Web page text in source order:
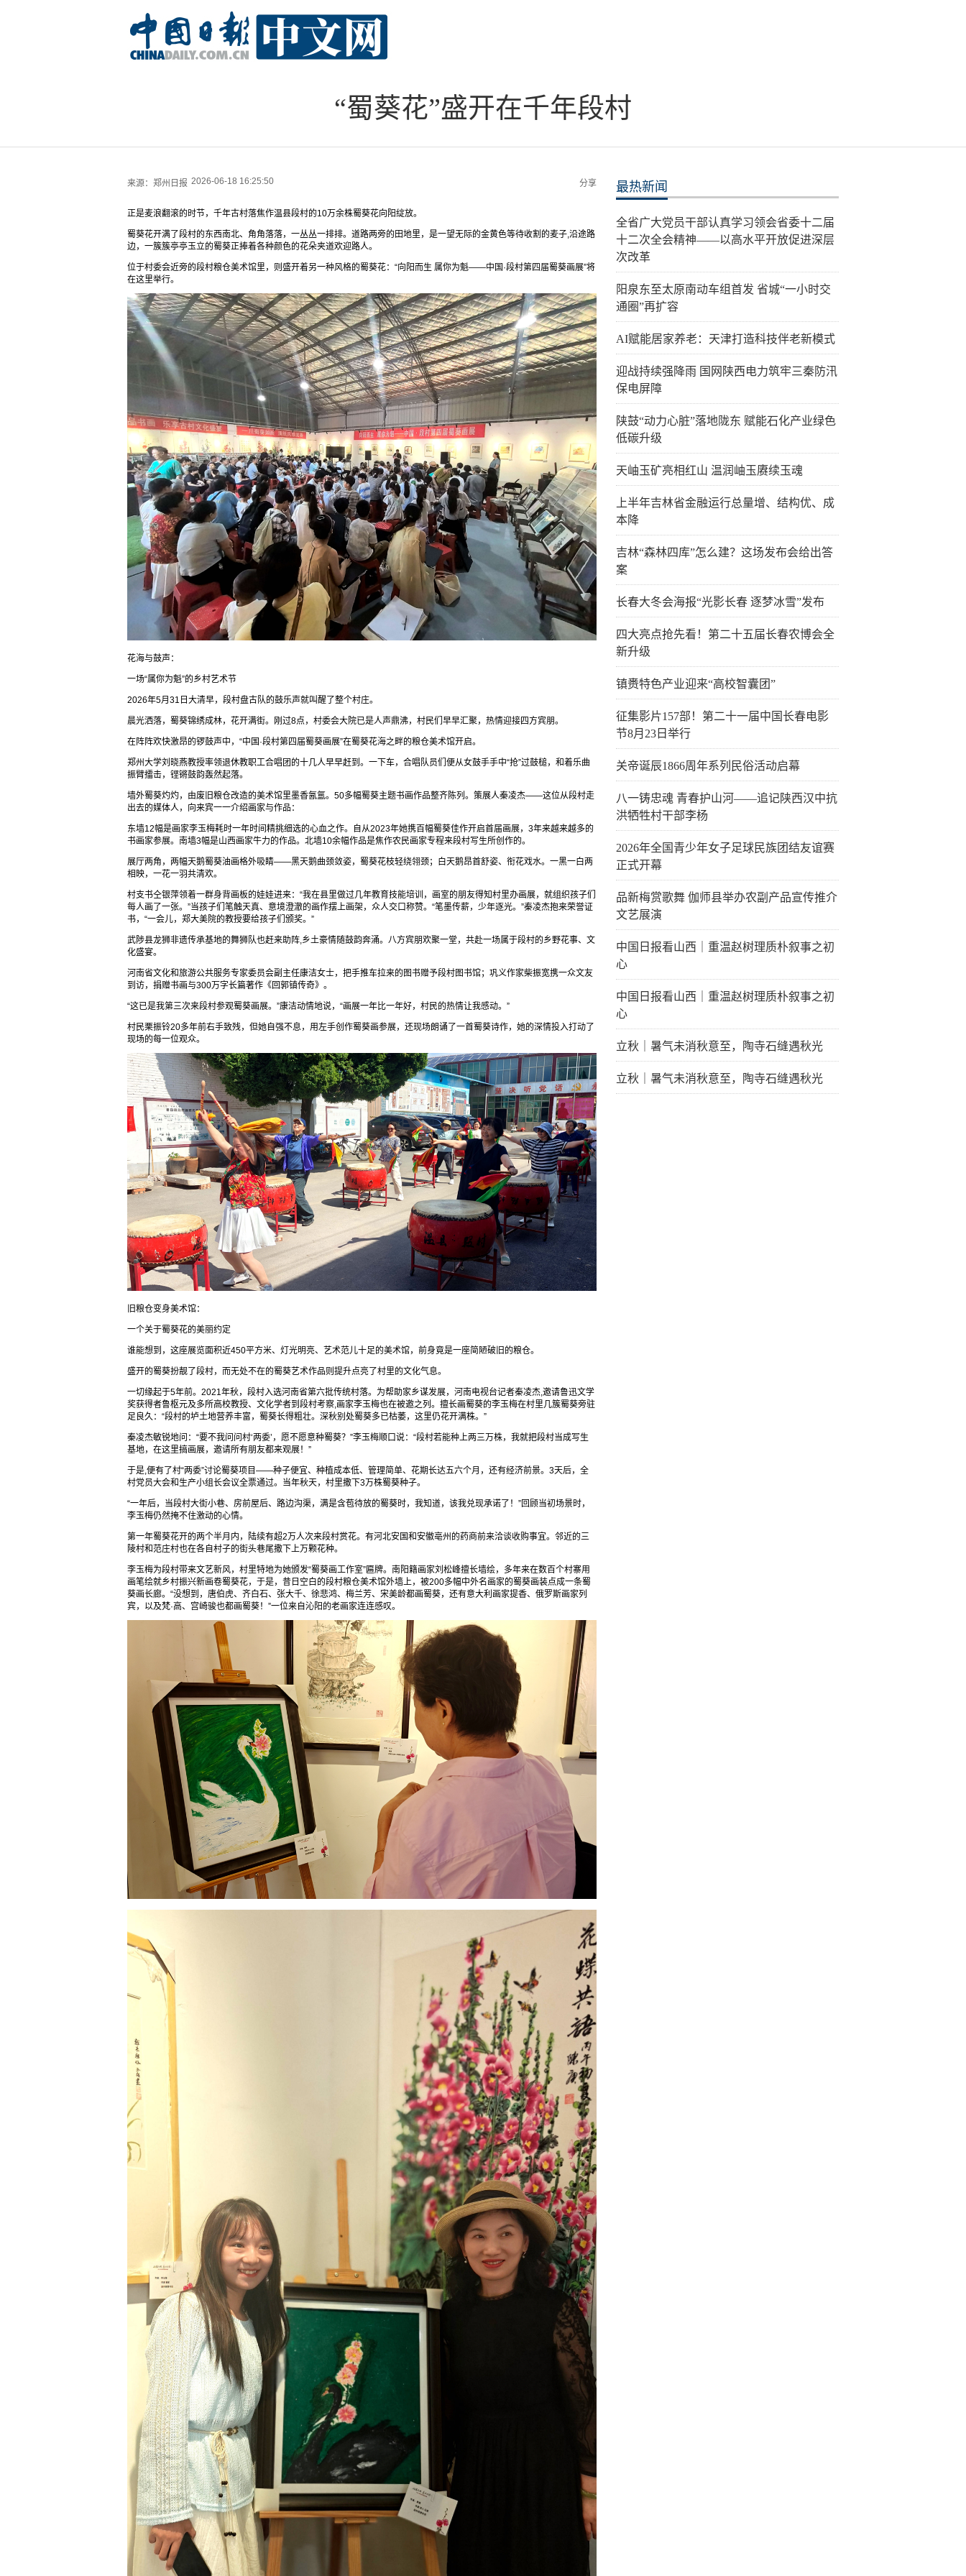
“蜀葵花”盛开在千年段村
来源： 郑州日报 2026-06-18 16:25:50 分享
正是麦浪翻滚的时节，千年古村落焦作温县段村的10万余株蜀葵花向阳绽放。
蜀葵花开满了段村的东西南北、角角落落，一丛丛一排排。道路两旁的田地里，是一望无际的金黄色等待收割的麦子,沿途路
边，一簇簇亭亭玉立的蜀葵正捧着各种颜色的花朵夹道欢迎路人。
位于村委会近旁的段村粮仓美术馆里，则盛开着另一种风格的蜀葵花：“向阳而生 属你为魁——中国·段村第四届蜀葵画展”将
在这里举行。
花海与鼓声：
一场“属你为魁”的乡村艺术节
2026年5月31日大清早，段村盘古队的鼓乐声就叫醒了整个村庄。
晨光洒落，蜀葵锦绣成林，花开满街。刚过8点，村委会大院已是人声鼎沸，村民们早早汇聚，热情迎接四方宾朋。
在阵阵欢快激昂的锣鼓声中，“中国·段村第四届蜀葵画展”在蜀葵花海之畔的粮仓美术馆开启。
郑州大学刘晓燕教授率领退休教职工合唱团的十几人早早赶到。一下车，合唱队员们便从女鼓手手中“抢”过鼓槌，和着乐曲
振臂擂击，铿锵鼓韵轰然起落。
墙外蜀葵灼灼，由废旧粮仓改造的美术馆里墨香氤氲。50多幅蜀葵主题书画作品整齐陈列。策展人秦凌杰——这位从段村走
出去的媒体人，向来宾一一介绍画家与作品：
东墙12幅是画家李玉梅耗时一年时间精挑细选的心血之作。自从2023年她携百幅蜀葵佳作开启首届画展，3年来越来越多的
书画家参展。南墙3幅是山西画家牛力的作品。北墙10余幅作品是焦作农民画家专程来段村写生所创作的。
展厅两角，两幅天鹅蜀葵油画格外吸睛——黑天鹅曲颈敛姿，蜀葵花枝轻绕翎颈；白天鹅昂首舒姿、衔花戏水。一黑一白两
相映，一花一羽共清欢。
村支书仝银萍领着一群身背画板的娃娃进来：“我在县里做过几年教育技能培训，画室的朋友得知村里办画展，就组织孩子们
每人画了一张。”当孩子们笔触天真、意境澄澈的画作摆上画架，众人交口称赞。“笔墨传薪，少年逐光。”秦凌杰抱来荣誉证
书，“一会儿，郑大美院的教授要给孩子们颁奖。”
武陟县龙狮非遗传承基地的舞狮队也赶来助阵,乡土豪情随鼓韵奔涌。八方宾朋欢聚一堂，共赴一场属于段村的乡野花事、文
化盛宴。
河南省文化和旅游公共服务专家委员会副主任康洁女士，把手推车拉来的图书赠予段村图书馆；巩义作家柴振宽携一众文友
到访，捐赠书画与300万字长篇著作《回郭镇传奇》。
“这已是我第三次来段村参观蜀葵画展。”康洁动情地说，“画展一年比一年好，村民的热情让我感动。”
村民栗振铃20多年前右手致残，但她自强不息，用左手创作蜀葵画参展，还现场朗诵了一首蜀葵诗作，她的深情投入打动了
现场的每一位观众。
旧粮仓变身美术馆：
一个关于蜀葵花的美丽约定
谁能想到，这座展览面积近450平方米、灯光明亮、艺术范儿十足的美术馆，前身竟是一座简陋破旧的粮仓。
盛开的蜀葵扮靓了段村，而无处不在的蜀葵艺术作品则提升点亮了村里的文化气息。
一切缘起于5年前。2021年秋，段村入选河南省第六批传统村落。为帮助家乡谋发展，河南电视台记者秦凌杰,邀请鲁迅文学
奖获得者鲁枢元及多所高校教授、文化学者到段村考察,画家李玉梅也在被邀之列。擅长画蜀葵的李玉梅在村里几簇蜀葵旁驻
足良久：“段村的垆土地营养丰富，蜀葵长得粗壮。深秋别处蜀葵多已枯萎，这里仍花开满株。”
秦凌杰敏锐地问：“要不我问问村‘两委’，愿不愿意种蜀葵？”李玉梅顺口说：“段村若能种上两三万株，我就把段村当成写生
基地，在这里搞画展，邀请所有朋友都来观展！”
于是,便有了村“两委”讨论蜀葵项目——种子便宜、种植成本低、管理简单、花期长达五六个月，还有经济前景。3天后，全
村党员大会和生产小组长会议全票通过。当年秋天，村里撒下3万株蜀葵种子。
“一年后，当段村大街小巷、房前屋后、路边沟渠，满是含苞待放的蜀葵时，我知道，该我兑现承诺了！”回顾当初场景时，
李玉梅仍然掩不住激动的心情。
第一年蜀葵花开的两个半月内，陆续有超2万人次来段村赏花。有河北安国和安徽亳州的药商前来洽谈收购事宜。邻近的三
陵村和范庄村也在各自村子的街头巷尾撒下上万颗花种。
李玉梅为段村带来文艺新风，村里特地为她颁发“蜀葵画工作室”匾牌。南阳籍画家刘松峰擅长墙绘，多年来在数百个村寨用
画笔绘就乡村振兴新画卷蜀葵花，于是，昔日空白的段村粮仓美术馆外墙上，被200多幅中外名画家的蜀葵画装点成一条蜀
葵画长廊。“没想到，唐伯虎、齐白石、张大千、徐悲鸿、梅兰芳、宋美龄都画蜀葵，还有意大利画家提香、俄罗斯画家列
宾，以及梵·高、宫崎骏也都画蜀葵！”一位来自沁阳的老画家连连感叹。
最热新闻
全省广大党员干部认真学习领会省委十二届
十二次全会精神——以高水平开放促进深层
次改革
阳泉东至太原南动车组首发 省城“一小时交
通圈”再扩容
AI赋能居家养老：天津打造科技伴老新模式
迎战持续强降雨 国网陕西电力筑牢三秦防汛
保电屏障
陕鼓“动力心脏”落地陇东 赋能石化产业绿色
低碳升级
天岫玉矿亮相红山 温润岫玉赓续玉魂
上半年吉林省金融运行总量增、结构优、成
本降
吉林“森林四库”怎么建？这场发布会给出答
案
长春大冬会海报“光影长春 逐梦冰雪”发布
四大亮点抢先看！第二十五届长春农博会全
新升级
镇赉特色产业迎来“高校智囊团”
征集影片157部！第二十一届中国长春电影
节8月23日举行
关帝诞辰1866周年系列民俗活动启幕
八一铸忠魂 青春护山河——追记陕西汉中抗
洪牺牲村干部李杨
2026年全国青少年女子足球民族团结友谊赛
正式开幕
品新梅赏歌舞 伽师县举办农副产品宣传推介
文艺展演
中国日报看山西｜重温赵树理质朴叙事之初
心
中国日报看山西｜重温赵树理质朴叙事之初
心
立秋｜暑气未消秋意至，陶寺石缝遇秋光
立秋｜暑气未消秋意至，陶寺石缝遇秋光